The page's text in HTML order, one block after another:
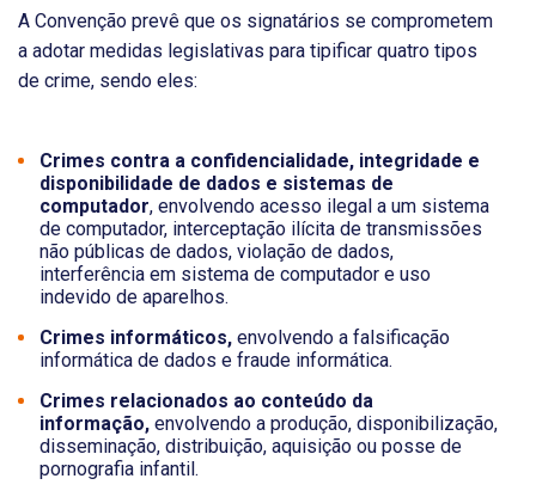
A Convenção prevê que os signatários se comprometem
a adotar medidas legislativas para tipificar quatro tipos
de crime, sendo eles:
Crimes contra a confidencialidade, integridade e
disponibilidade de dados e sistemas de
computador, envolvendo acesso ilegal a um sistema
de computador, interceptação ilícita de transmissões
não públicas de dados, violação de dados,
interferência em sistema de computador e uso
indevido de aparelhos.
Crimes informáticos, envolvendo a falsificação
informática de dados e fraude informática.
Crimes relacionados ao conteúdo da
informação, envolvendo a produção, disponibilização,
disseminação, distribuição, aquisição ou posse de
pornografia infantil.